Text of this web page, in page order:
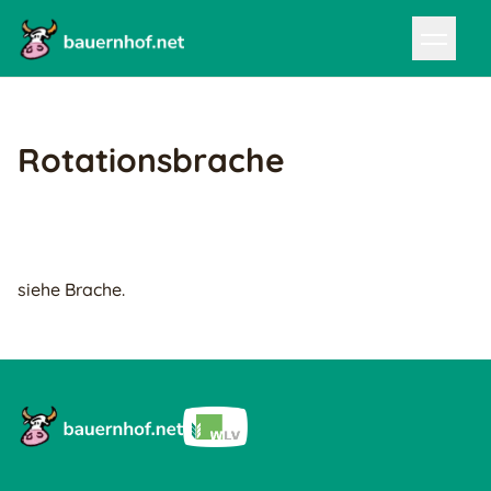
Rotationsbrache
siehe Brache.